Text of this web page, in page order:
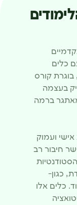
כלים
קורס
בעצמה
ברמה
ועמוק
חיבור רב
כגון-
כלים אלו